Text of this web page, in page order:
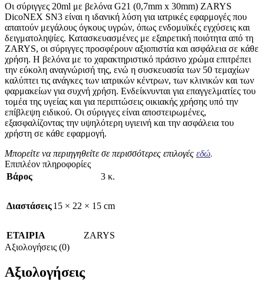
Οι σύριγγες 20ml με βελόνα G21 (0,7mm x 30mm) ZARYS
DicoNEX SN3 είναι η ιδανική λύση για ιατρικές εφαρμογές που
απαιτούν μεγάλους όγκους υγρών, όπως ενδομυϊκές εγχύσεις και
δειγματοληψίες. Κατασκευασμένες με εξαιρετική ποιότητα από τη
ZARYS, οι σύριγγες προσφέρουν αξιοπιστία και ασφάλεια σε κάθε
χρήση. Η βελόνα με το χαρακτηριστικό πράσινο χρώμα επιτρέπει
την εύκολη αναγνώρισή της, ενώ η συσκευασία των 50 τεμαχίων
καλύπτει τις ανάγκες των ιατρικών κέντρων, των κλινικών και των
φαρμακείων για συχνή χρήση. Ενδείκνυνται για επαγγελματίες του
τομέα της υγείας και για περιπτώσεις οικιακής χρήσης υπό την
επίβλεψη ειδικού. Οι σύριγγες είναι αποστειρωμένες,
εξασφαλίζοντας την υψηλότερη υγιεινή και την ασφάλεια του
χρήστη σε κάθε εφαρμογή.
Μπορείτε να περιηγηθείτε σε περισσότερες επιλογές εδώ.
Επιπλέον πληροφορίες
Βάρος
3 κ.
Διαστάσεις15 × 22 × 15 cm
ΕΤΑΙΡΙΑ
ZARYS
Αξιολογήσεις (0)
Αξιολογήσεις